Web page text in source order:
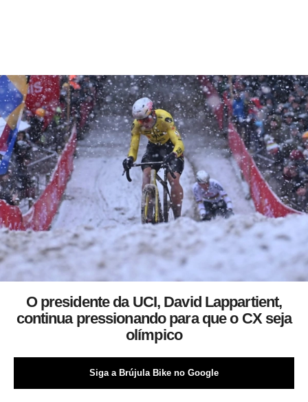
O presidente da UCI, David Lappartient,
continua pressionando para que o CX seja
olímpico
Siga a Brújula Bike no Google